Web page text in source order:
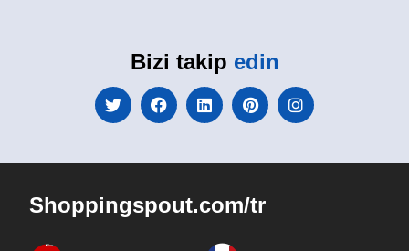
Bizi takip edin
Shoppingspout.com/tr